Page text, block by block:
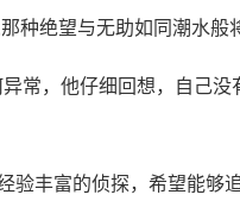
种绝望与无助如同潮水般
，他仔细回想，自己
丰富的侦探，希望能够